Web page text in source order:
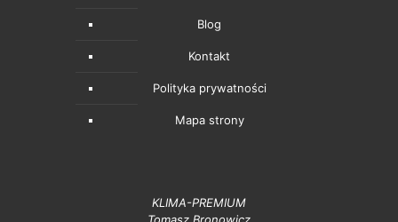
Blog
Kontakt
Polityka prywatności
Mapa strony
KLIMA-PREMIUM
Tomasz Bronowicz